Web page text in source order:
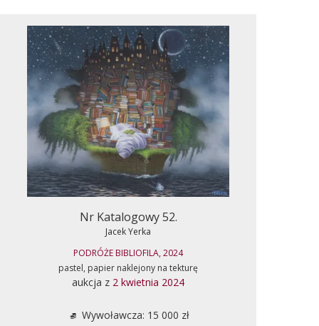
Nr Katalogowy 52.
Jacek Yerka
PODRÓŻE BIBLIOFILA, 2024
pastel, papier naklejony na tekturę
aukcja z 2 kwietnia 2024
Wywoławcza: 15 000 zł